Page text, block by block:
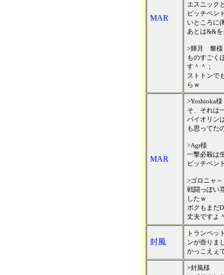
MAR
エスニック
ピッチベン
いところに(
あとは&&を
>輝月 黎様
ものすごく
す＾＾；
ストトンで
らｗ
MAR
>Yoshioka様
そ、それは
バイオリン
も思ってた
>Agr様
一撃必殺は
ピッチベン
>ゴロニャ
戦闘っぽい
したｗ
ボクもまだ
丈夫ですよ
封風
トランペッ
ンが壺りま
かっこえぇ
>封風様